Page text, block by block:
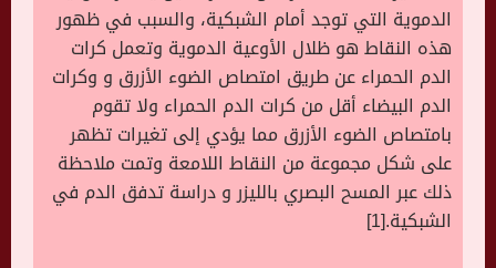
الدموية التي توجد أمام الشبكية، والسبب في ظهور
هذه النقاط هو ظلال الأوعية الدموية وتعمل كرات
الدم الحمراء عن طريق امتصاص الضوء الأزرق و وكرات
الدم البيضاء أقل من كرات الدم الحمراء ولا تقوم
بامتصاص الضوء الأزرق مما يؤدي إلى تغيرات تظهر
على شكل مجموعة من النقاط اللامعة وتمت ملاحظة
ذلك عبر المسح البصري بالليزر و دراسة تدفق الدم في
الشبكية.[1]